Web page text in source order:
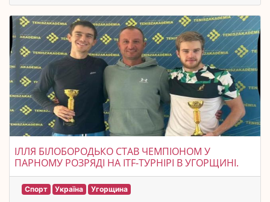
ІЛЛЯ БІЛОБОРОДЬКО СТАВ ЧЕМПІОНОМ У
ПАРНОМУ РОЗРЯДІ НА ITF-ТУРНІРІ В УГОРЩИНІ.
Спорт Україна Угорщина